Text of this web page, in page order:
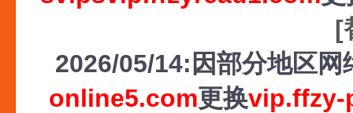
[
2026/05/14:因部分地区网
online5.com更换vip.ffzy-